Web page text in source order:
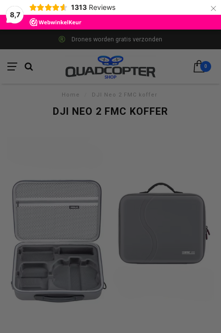
8,7
1313 Reviews ×
Drones worden gratis verzonden
0
Home DJI Neo 2 FMC koffer
DJI NEO 2 FMC KOFFER